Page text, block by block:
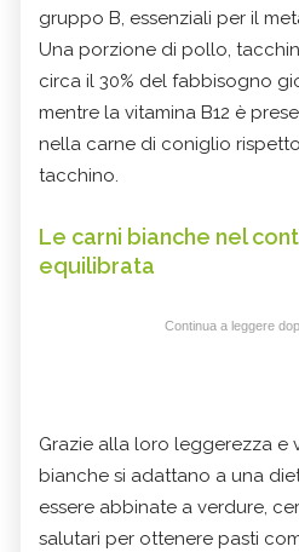
gruppo B, essenziali per il
Una porzione di pollo,
circa il 30% del fabbisogno
mentre la vitamina B12 è
nella carne di coniglio
tacchino.
Le carni bianche nel
equilibrata
Continua a leggere
Grazie alla loro leggerezza e
bianche si adattano a una
essere abbinate a verdure,
salutari per ottenere pasti